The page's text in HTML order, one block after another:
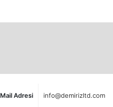
Mail Adresi info@demirizltd.com